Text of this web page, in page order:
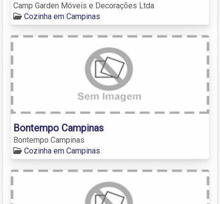
Camp Garden Móveis e Decorações Ltda
Cozinha em Campinas
Bontempo Campinas
Bontempo Campinas
Cozinha em Campinas